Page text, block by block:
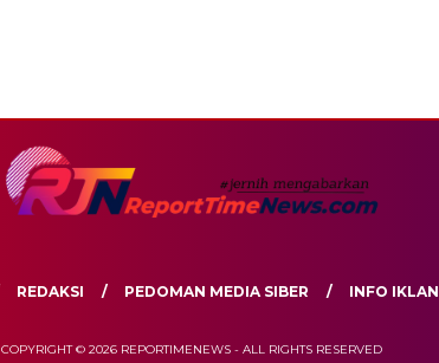
REDAKSI PEDOMAN MEDIA SIBER INFO IKLAN
COPYRIGHT © 2026 REPORTIMENEWS - ALL RIGHTS RESERVED